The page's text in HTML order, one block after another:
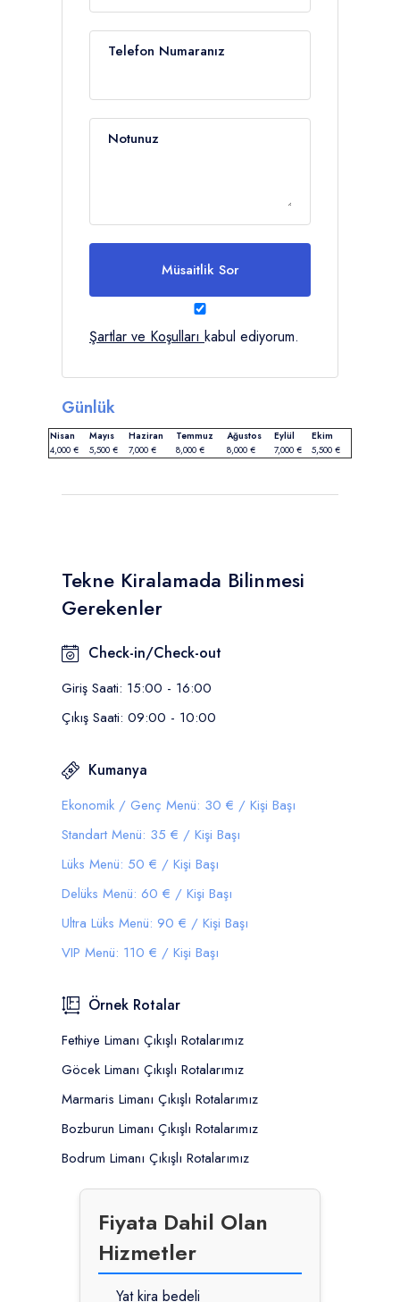
Telefon Numaranız
Notunuz
Müsaitlik Sor
Şartlar ve Koşulları kabul ediyorum.
Günlük
Nisan Mayıs Haziran Temmuz Ağustos Eylül
Ekim
4,000 €
5,500 € 7,000 € 8,000 € 8,000 € 7,000 € 5,500 €
Tekne Kiralamada Bilinmesi
Gerekenler
Check-in/Check-out
Giriş Saati: 15:00 - 16:00
Çıkış Saati: 09:00 - 10:00
Kumanya
Ekonomik / Genç Menü: 30 € / Kişi Başı
Standart Menü: 35 € / Kişi Başı
Lüks Menü: 50 € / Kişi Başı
Delüks Menü: 60 € / Kişi Başı
Ultra Lüks Menü: 90 € / Kişi Başı
VIP Menü: 110 € / Kişi Başı
Örnek Rotalar
Fethiye Limanı Çıkışlı Rotalarımız
Göcek Limanı Çıkışlı Rotalarımız
Marmaris Limanı Çıkışlı Rotalarımız
Bozburun Limanı Çıkışlı Rotalarımız
Bodrum Limanı Çıkışlı Rotalarımız
Fiyata Dahil Olan
Hizmetler
Yat kira bedeli